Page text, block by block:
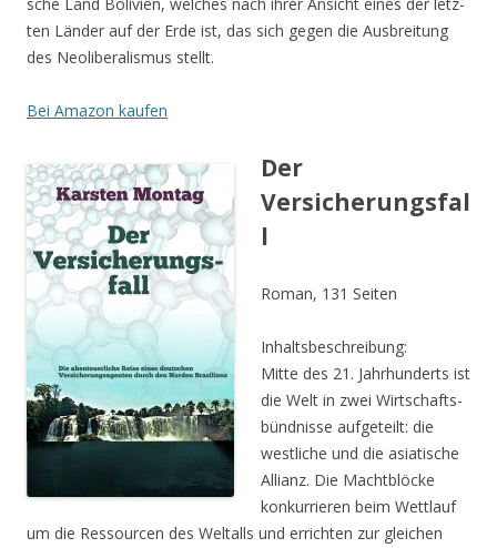
ten Län­der auf der Erde ist, das sich gegen die Aus­brei­tung
des Neo­li­be­ra­lis­mus stellt.
Bei Ama­zon kaufen
Der
Versicherungsfal
l
Roman, 131 Seiten
Inhalts­be­schrei­bung:
Mit­te des 21. Jahr­hun­derts ist
die Welt in zwei Wirt­schafts­
bünd­nis­se auf­ge­teilt: die
west­li­che und die asia­ti­sche
Alli­anz. Die Macht­blö­cke
kon­kur­rie­ren beim Wett­lauf
um die Res­sour­cen des Welt­alls und errich­ten zur glei­chen